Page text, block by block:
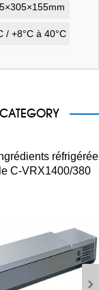
/ +8°C à 40°C
réfrigérée
C-VRX1400/380